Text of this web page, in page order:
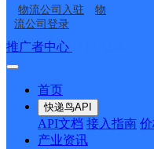
物流公司入驻
物
流公司登录
推广者中心
首页
快递鸟API
API文档 接入指南
产业资讯
顺丰速运
顺丰速运
顺丰速